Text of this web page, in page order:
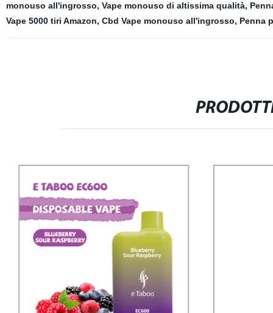
monouso all'ingrosso, Vape monouso di altissima qualità,
Vape 5000 tiri Amazon, Cbd Vape monouso all'ingrosso, Penna